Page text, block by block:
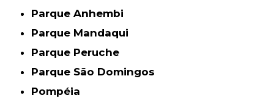
Parque Anhembi
Parque Mandaqui
Parque Peruche
Parque São Domingos
Pompéia